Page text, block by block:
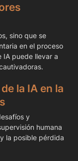
sino que se
en el proceso
IA puede llevar a
la IA en la
y
humana
la posible pérdida